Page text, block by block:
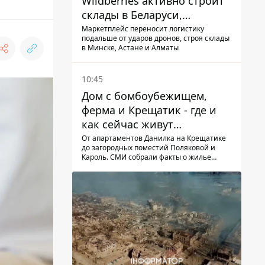
склады в Беларуси,
Казахстане, Узбекистане
Маркетплейс переносит логистику
подальше от ударов дронов, строя склады
в Минске, Астане и Алматы
10:45
Дом с бомбоубежищем,
ферма и Крещатик - где и
как сейчас живут
украинские знаменитости
От апартаментов Данилка на Крещатике
до загородных поместий Поляковой и
Кароль. СМИ собрали факты о жилье